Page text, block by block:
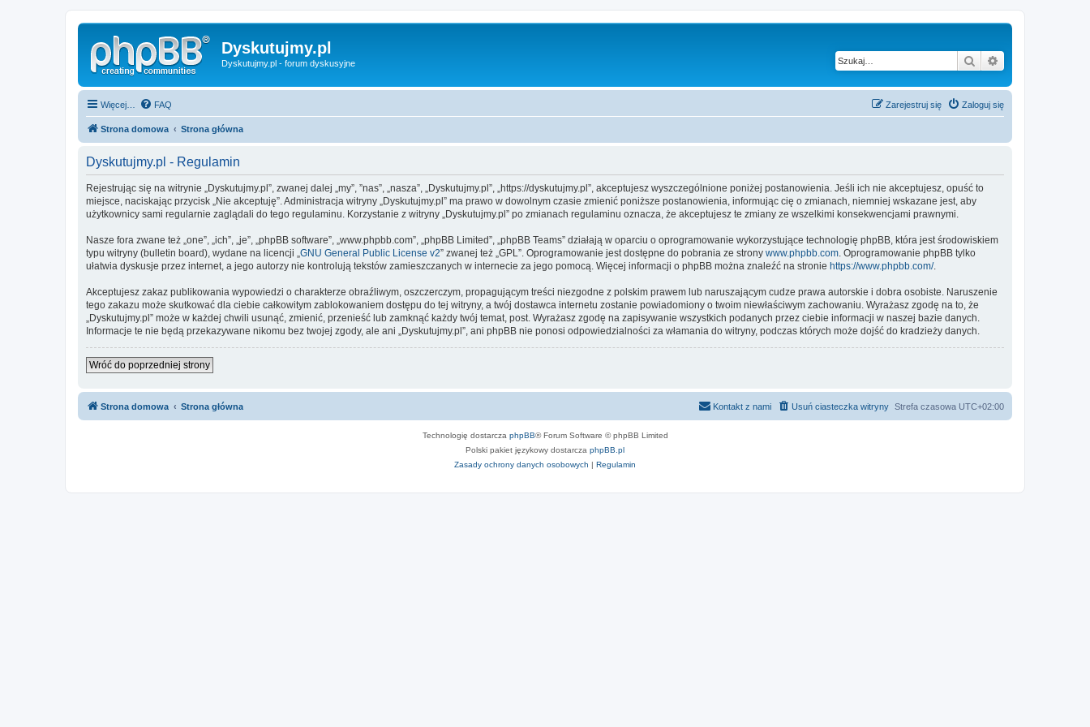
Dyskutujmy.pl
Dyskutujmy.pl - forum dyskusyjne Szukaj
Więcej… FAQ Zaloguj się
Zarejestruj się
Strona domowa Strona główna
Dyskutujmy.pl - Regulamin
Rejestrując się na witrynie „Dyskutujmy.pl”, zwanej dalej „my”, ”nas”, „nasza”, „Dyskutujmy.pl”, „https://dyskutujmy.pl”, akceptujesz wyszczególnione poniżej postanowienia. Jeśli ich nie akceptujesz, opuść to
miejsce, naciskając przycisk „Nie akceptuję”. Administracja witryny „Dyskutujmy.pl” ma prawo w dowolnym czasie zmienić poniższe postanowienia, informując cię o zmianach, niemniej wskazane jest, aby
użytkownicy sami regularnie zaglądali do tego regulaminu. Korzystanie z witryny „Dyskutujmy.pl” po zmianach regulaminu oznacza, że akceptujesz te zmiany ze wszelkimi konsekwencjami prawnymi.
Nasze fora zwane też „one”, „ich”, „je”, „phpBB software”, „www.phpbb.com”, „phpBB Limited”, „phpBB Teams” działają w oparciu o oprogramowanie wykorzystujące technologię phpBB, która jest środowiskiem
typu witryny (bulletin board), wydane na licencji „ GNU General Public License v2” zwanej też „GPL”. Oprogramowanie jest dostępne do pobrania ze strony www.phpbb.com . Oprogramowanie phpBB tylko
ułatwia dyskusje przez internet, a jego autorzy nie kontrolują tekstów zamieszczanych w internecie za jego pomocą. Więcej informacji o phpBB można znaleźć na stronie https://www.phpbb.com/.
Akceptujesz zakaz publikowania wypowiedzi o charakterze obraźliwym, oszczerczym, propagującym treści niezgodne z polskim prawem lub naruszającym cudze prawa autorskie i dobra osobiste. Naruszenie
tego zakazu może skutkować dla ciebie całkowitym zablokowaniem dostępu do tej witryny, a twój dostawca internetu zostanie powiadomiony o twoim niewłaściwym zachowaniu. Wyrażasz zgodę na to, że
„Dyskutujmy.pl” może w każdej chwili usunąć, zmienić, przenieść lub zamknąć każdy twój temat, post. Wyrażasz zgodę na zapisywanie wszystkich podanych przez ciebie informacji w naszej bazie danych.
Informacje te nie będą przekazywane nikomu bez twojej zgody, ale ani „Dyskutujmy.pl”, ani phpBB nie ponosi odpowiedzialności za włamania do witryny, podczas których może dojść do kradzieży danych.
Wróć do poprzedniej strony
Strona domowa Strona główna Strefa czasowa UTC+02:00
Usuń ciasteczka witryny
Kontakt z nami
Technologię dostarcza phpBB® Forum Software © phpBB Limited
Polski pakiet językowy dostarcza phpBB.pl
Zasady ochrony danych osobowych | Regulamin